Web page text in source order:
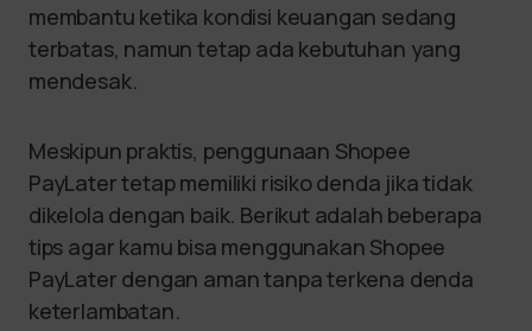
membantu ketika kondisi keuangan sedang
terbatas, namun tetap ada kebutuhan yang
mendesak.
Meskipun praktis, penggunaan Shopee
PayLater tetap memiliki risiko denda jika tidak
dikelola dengan baik. Berikut adalah beberapa
tips agar kamu bisa menggunakan Shopee
PayLater dengan aman tanpa terkena denda
keterlambatan.